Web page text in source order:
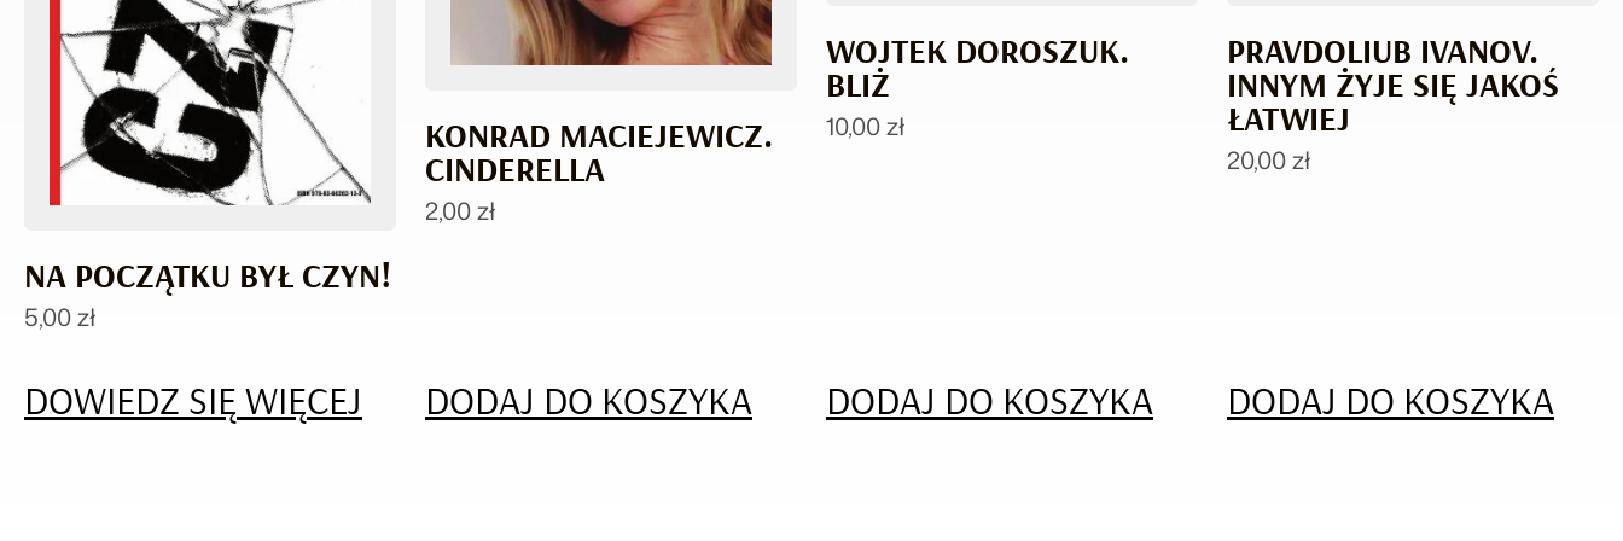
NA POCZĄTKU BYŁ CZYN!
5,00zł
DOWIEDZ SIĘ WIĘCEJ
KONRAD MACIEJEWICZ.
CINDERELLA
2,00zł
DODAJ DO KOSZYKA
WOJTEK DOROSZUK.
BLIŻ
10,00zł
DODAJ DO KOSZYKA
PRAVDOLIUB IVANOV.
INNYM ŻYJE SIĘ JAKOŚ
ŁATWIEJ
20,00zł
DODAJ DO KOSZYKA